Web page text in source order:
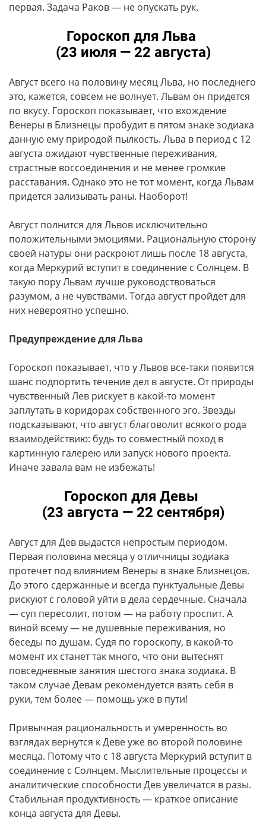
первая. Задача Раков — не опускать рук.
Гороскоп для Льва
(23 июля — 22 августа)
Август всего на половину месяц Льва, но последнего
это, кажется, совсем не волнует. Львам он придется
по вкусу. Гороскоп показывает, что вхождение
Венеры в Близнецы пробудит в пятом знаке зодиака
данную ему природой пылкость. Льва в период с 12
августа ожидают чувственные переживания,
страстные воссоединения и не менее громкие
расставания. Однако это не тот момент, когда Львам
придется зализывать раны. Наоборот!
Август полнится для Львов исключительно
положительными эмоциями. Рациональную сторону
своей натуры они раскроют лишь после 18 августа,
когда Меркурий вступит в соединение с Солнцем. В
такую пору Львам лучше руководствоваться
разумом, а не чувствами. Тогда август пройдет для
них невероятно успешно.
Предупреждение для Льва
Гороскоп показывает, что у Львов все-таки появится
шанс подпортить течение дел в августе. От природы
чувственный Лев рискует в какой-то момент
заплутать в коридорах собственного эго. Звезды
подсказывают, что август благоволит всякого рода
взаимодействию: будь то совместный поход в
картинную галерею или запуск нового проекта.
Иначе завала вам не избежать!
Гороскоп для Девы
(23 августа — 22 сентября)
Август для Дев выдастся непростым периодом.
Первая половина месяца у отличницы зодиака
протечет под влиянием Венеры в знаке Близнецов.
До этого сдержанные и всегда пунктуальные Девы
рискуют с головой уйти в дела сердечные. Сначала
— суп пересолит, потом — на работу проспит. А
виной всему — не душевные переживания, но
беседы по душам. Судя по гороскопу, в какой-то
момент их станет так много, что они вытеснят
повседневные занятия шестого знака зодиака. В
таком случае Девам рекомендуется взять себя в
руки, тем более — помощь уже в пути!
Привычная рациональность и умеренность во
взглядах вернутся к Деве уже во второй половине
месяца. Потому что с 18 августа Меркурий вступит в
соединение с Солнцем. Мыслительные процессы и
аналитические способности Дев увеличатся в разы.
Стабильная продуктивность — краткое описание
конца августа для Девы.